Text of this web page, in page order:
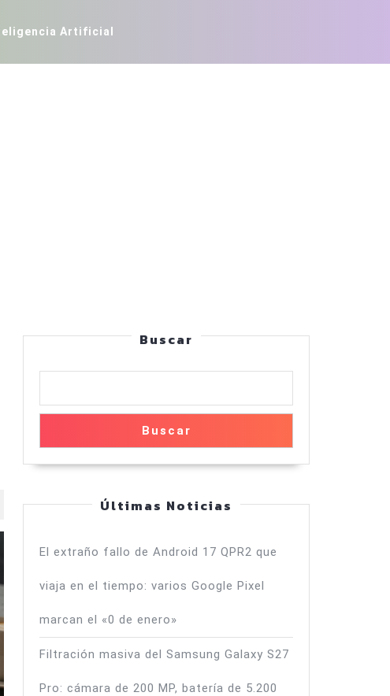
Artificial
Buscar
Buscar
Últimas Noticias
El extraño fallo de Android 17 QPR2 que
viaja en el tiempo: varios Google Pixel
marcan el «0 de enero»
Filtración masiva del Samsung Galaxy S27
Pro: cámara de 200 MP, batería de 5.200